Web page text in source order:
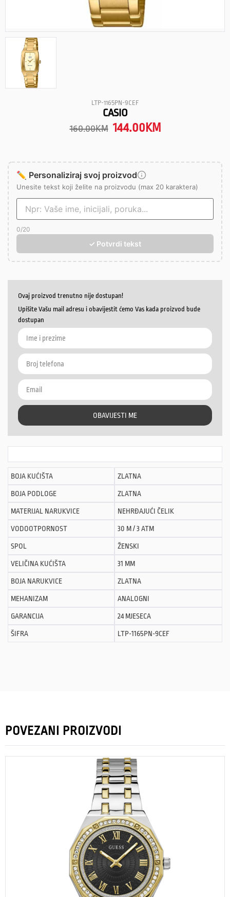
LTP-1165PN-9CEF
CASIO
160.00KM 144.00 KM
✏️ Personaliziraj svoj proizvod
Unesite tekst koji želite na proizvodu (max 20 karaktera)
0/20
✓ Potvrdi tekst
Ovaj proizvod trenutno nije dostupan!
Upišite Vašu mail adresu i obavijestit ćemo Vas kada proizvod bude
dostupan
OBAVIJESTI ME
BOJA KUĆIŠTA ZLATNA
BOJA PODLOGE ZLATNA
MATERIJAL NARUKVICE NEHRĐAJUĆI ČELIK
VODOOTPORNOST 30 M / 3 ATM
SPOL ŽENSKI
VELIČINA KUĆIŠTA 31 MM
BOJA NARUKVICE ZLATNA
MEHANIZAM ANALOGNI
GARANCIJA 24 MJESECA
ŠIFRA LTP-1165PN-9CEF
POVEZANI PROIZVODI